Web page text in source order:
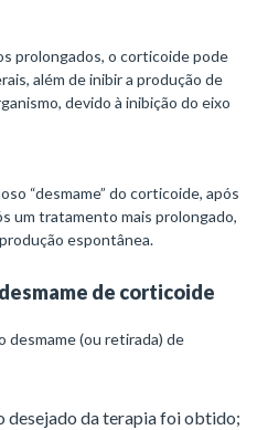
prolongados, o corticoide pode
além de inibir a produção de
devido à inibição do eixo
“desmame” do corticoide, após
um tratamento mais prolongado,
espontânea.
de corticoide
desmame (ou retirada) de
desejado da terapia foi obtido;